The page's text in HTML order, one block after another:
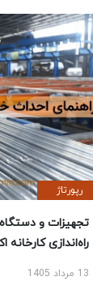
رپورتاژ
تجهیزات و
راه‌اندازی کارخانه
13 مرداد 1405